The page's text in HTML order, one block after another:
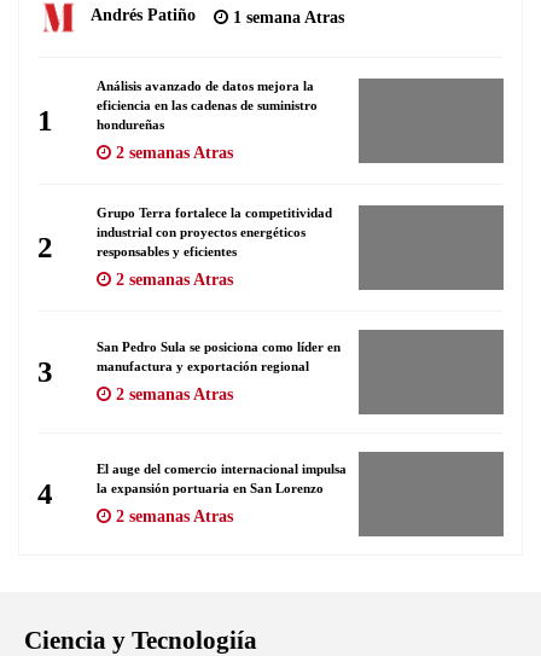
Andrés Patiño 1 semana Atras
1
Análisis avanzado de datos mejora la
eficiencia en las cadenas de suministro
hondureñas
2 semanas Atras
2
Grupo Terra fortalece la competitividad
industrial con proyectos energéticos
responsables y eficientes
2 semanas Atras
3
San Pedro Sula se posiciona como líder en
manufactura y exportación regional
2 semanas Atras
4
El auge del comercio internacional impulsa
la expansión portuaria en San Lorenzo
2 semanas Atras
Ciencia y Tecnologiía